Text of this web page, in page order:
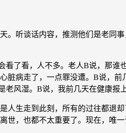
听谈话内容，推测他们是老同
看，人不多。老人B说，那谁
脏病走了，一点罪没遭。B说，
风湿。B说，我前几天在健康
生走到此刻，所有的过往都退
，也都不太重要了。现在，唯一